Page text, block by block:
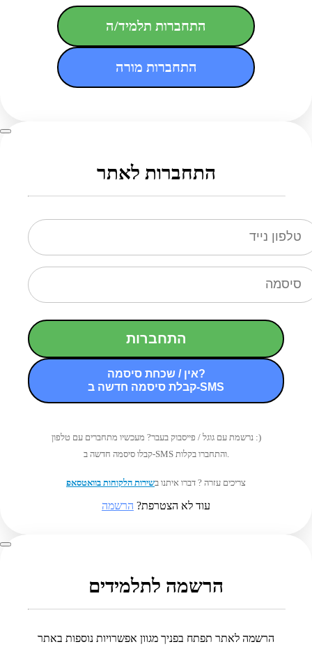
התחברות תלמיד/ה
התחברות מורה
התחברות לאתר
התחברות
אין / שכחת סיסמה?
קבלת סיסמה חדשה ב-SMS
נרשמת עם גוגל / פייסבוק בעבר? מעכשיו מתחברים עם טלפון :)
קבלו סיסמה חדשה ב-SMS והתחברו בקלות.
צריכים עזרה ? דברו איתנו בשירות הלקוחות בוואטסאפ
עוד לא הצטרפת? הרשמה
הרשמה לתלמידים
הרשמה לאתר תפתח בפניך מגוון אפשרויות נוספות באתר